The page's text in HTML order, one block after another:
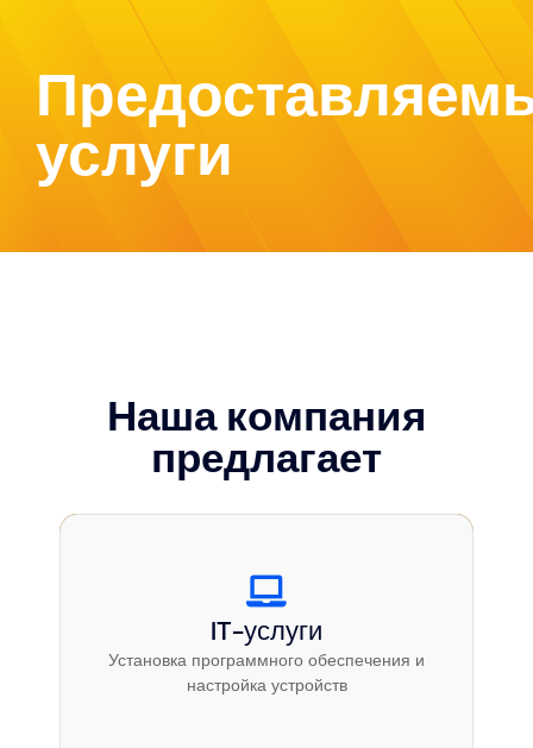
услуги
Наша компания
предлагает
IT-услуги
Установка программного обеспечения и
настройка устройств
IT-Услуги
Установка программного обеспечения и
настройка устройств